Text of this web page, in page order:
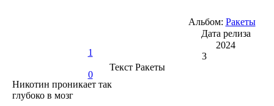
1
0
Альбом: Ракеты
Дата релиза
2024
3
ТекстРакеты
Никотин проникает так
глубоко в мозг